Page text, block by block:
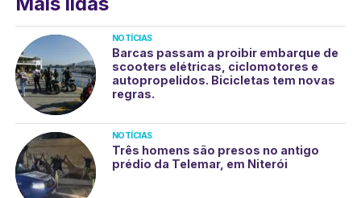
NOTÍCIAS
Barcas passam a proibir embarque de
scooters elétricas, ciclomotores e
autopropelidos. Bicicletas tem novas
regras.
NOTÍCIAS
Três homens são presos no antigo
prédio da Telemar, em Niterói